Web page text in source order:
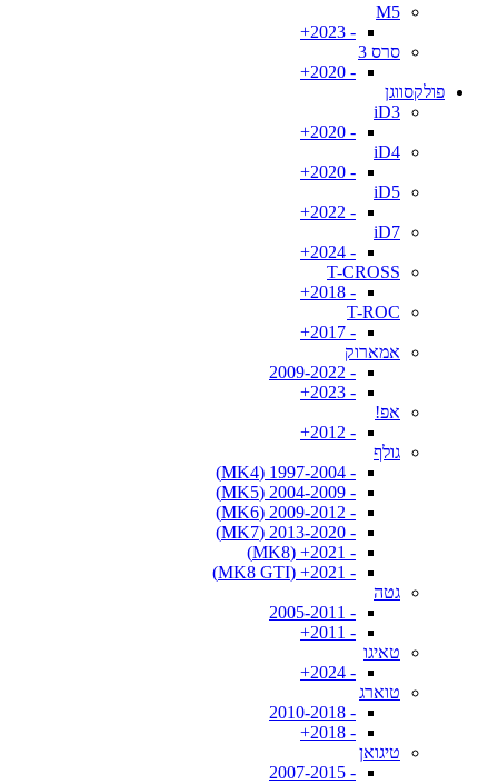
M5
- 2023+
סרס 3
- 2020+
פולקסווגן
iD3
- 2020+
iD4
- 2020+
iD5
- 2022+
iD7
- 2024+
T-CROSS
- 2018+
T-ROC
- 2017+
אמארוק
- 2009-2022
- 2023+
אפ!
- 2012+
גולף
- 1997-2004 (MK4)
- 2004-2009 (MK5)
- 2009-2012 (MK6)
- 2013-2020 (MK7)
- 2021+ (MK8)
- 2021+ (MK8 GTI)
גטה
- 2005-2011
- 2011+
טאיגו
- 2024+
טוארג
- 2010-2018
- 2018+
טיגואן
- 2007-2015